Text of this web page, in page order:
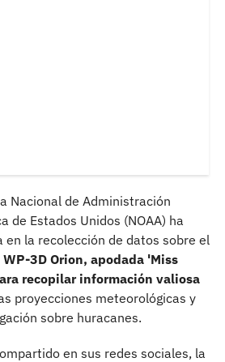
Nacional de Administración
de Estados Unidos (NOAA) ha
en la recolección de datos sobre el
3D Orion, apodada 'Miss
recopilar información valiosa
proyecciones meteorológicas y
sobre huracanes.
en sus redes sociales, la